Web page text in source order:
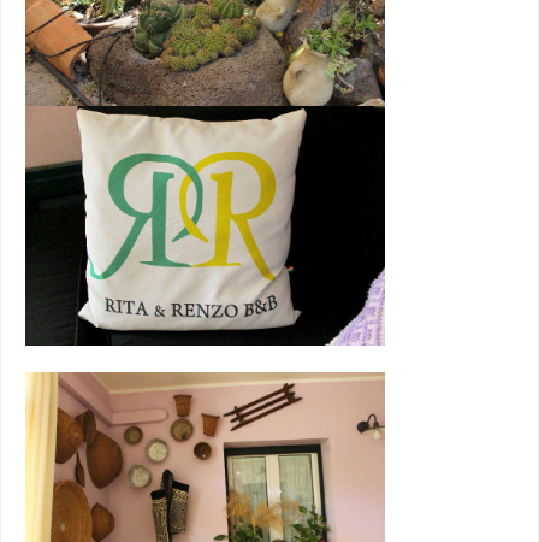
Vero Relax
Dal mattino alla sera
ambiente confortevole